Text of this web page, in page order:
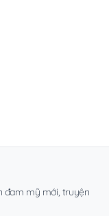
đam mỹ mới, truyện